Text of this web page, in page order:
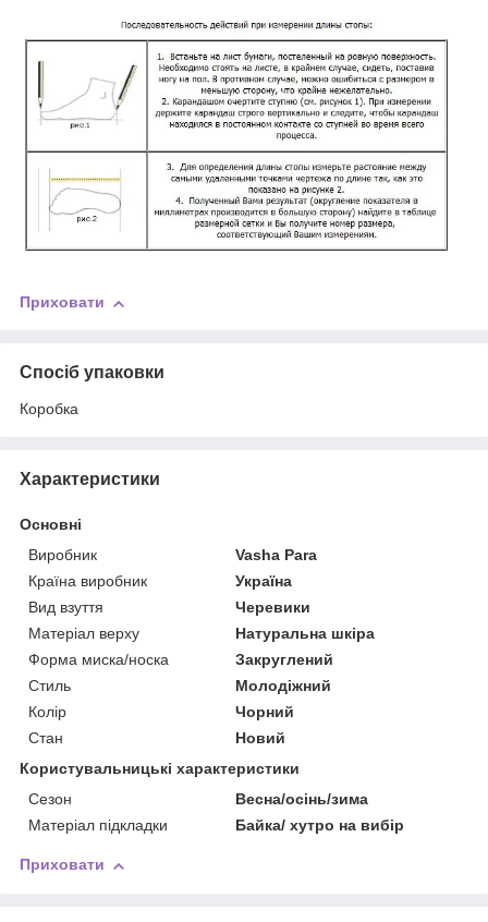
Приховати
Спосіб упаковки
Коробка
Характеристики
Основні
Виробник
Vasha Para
Країна виробник
Україна
Вид взуття
Черевики
Матеріал верху
Натуральна шкіра
Форма миска/носка
Закруглений
Стиль
Молодіжний
Колір
Чорний
Стан
Новий
Користувальницькі характеристики
Сезон
Весна/осінь/зима
Матеріал підкладки
Байка/ хутро на вибір
Приховати